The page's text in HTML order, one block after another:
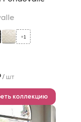
+1
/ шт
коллекцию